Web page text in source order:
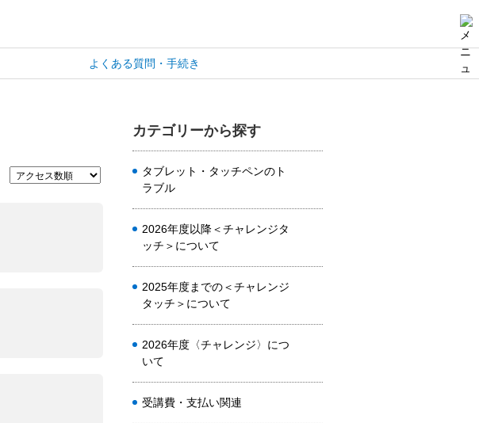
よくある質問・手続き
カテゴリーから探す
タブレット・タッチペンのト
ラブル
2026年度以降＜チャレンジタ
ッチ＞について
2025年度までの＜チャレンジ
タッチ＞について
2026年度〈チャレンジ〉につ
いて
受講費・支払い関連